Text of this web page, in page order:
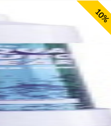
10%